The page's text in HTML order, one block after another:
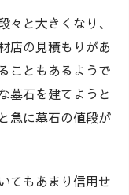
と大きくなり、
店の見積もりがあ
こともあるようで
墓石を建てようと
急に墓石の値段が
てもあまり信用せ